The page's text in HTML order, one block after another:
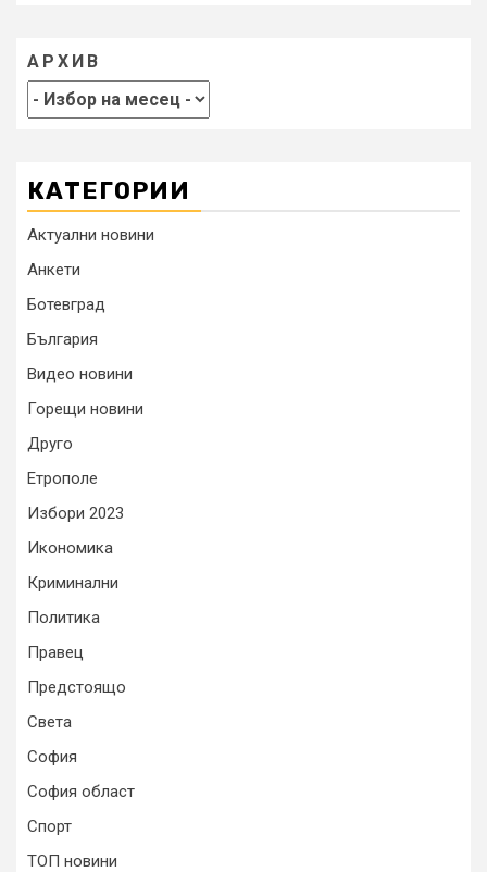
АРХИВ
КАТЕГОРИИ
Актуални новини
Анкети
Ботевград
България
Видео новини
Горещи новини
Друго
Етрополе
Избори 2023
Икономика
Криминални
Политика
Правец
Предстоящо
Света
София
София област
Спорт
ТОП новини